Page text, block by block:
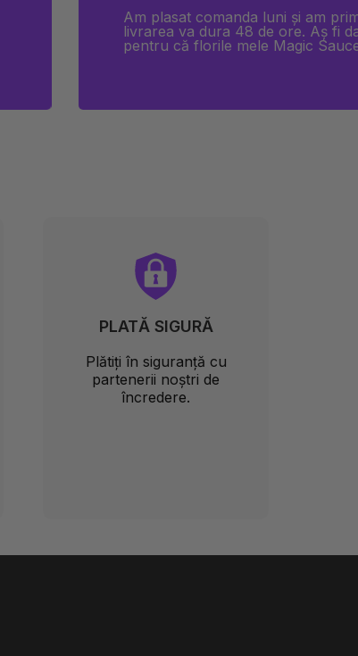
Am plasat comanda luni și am
livrarea va dura 48 de ore. Aș fi
pentru că florile mele Magic
PLATĂ SIGURĂ
Plătiți în siguranță cu
partenerii noștri de
încredere.